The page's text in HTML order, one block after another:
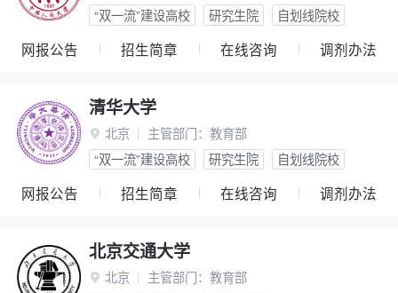
“双一流”建设高校
研究生院 自划线院校
网报公告 招生简章 在线咨询 调剂办法
清华大学
 北京 主管部门： 教育部
“双一流”建设高校
研究生院 自划线院校
网报公告 招生简章 在线咨询 调剂办法
北京交通大学
 北京 主管部门： 教育部